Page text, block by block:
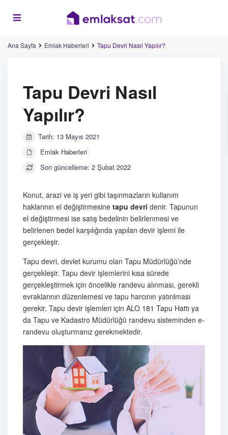
Ana Sayfa Emlak Haberleri Tapu Devri Nasıl Yapılır?
Tapu Devri Nasıl
Yapılır?
Tarih: 13 Mayıs 2021
Emlak Haberleri
Son güncelleme: 2 Şubat 2022
Konut, arazi ve iş yeri gibi taşınmazların kullanım
haklarının el değiştirmesine tapu devri denir. Tapunun
el değiştirmesi ise satış bedelinin belirlenmesi ve
belirlenen bedel karşılığında yapılan devir işlemi ile
gerçekleşir.
Tapu devri, devlet kurumu olan Tapu Müdürlüğü’nde
gerçekleşir. Tapu devir işlemlerini kısa sürede
gerçekleştirmek için öncelikle randevu alınması, gerekli
evraklarının düzenlemesi ve tapu harcının yatırılması
gerekir. Tapu devir işlemleri için ALO 181 Tapu Hattı ya
da Tapu ve Kadastro Müdürlüğü randevu sisteminden e-
randevu oluşturmanız gerekmektedir.